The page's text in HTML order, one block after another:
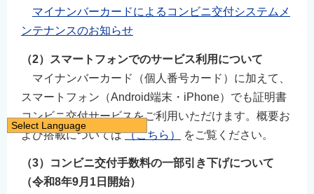
マイナンバーカードによるコンビニ交付システムメ
ンテナンスのお知らせ
（2）スマートフォンでのサービス利用について
マイナンバーカード（個人番号カード）に加えて、
スマートフォン（Android端末・iPhone）でも証明書
コンビニ交付サービスをご利用いただけます。概要お
よび搭載については（こちら） をご覧ください。
（3）コンビニ交付手数料の一部引き下げについて
（令和8年9月1日開始）
Select Language
日本語
English
简体中文